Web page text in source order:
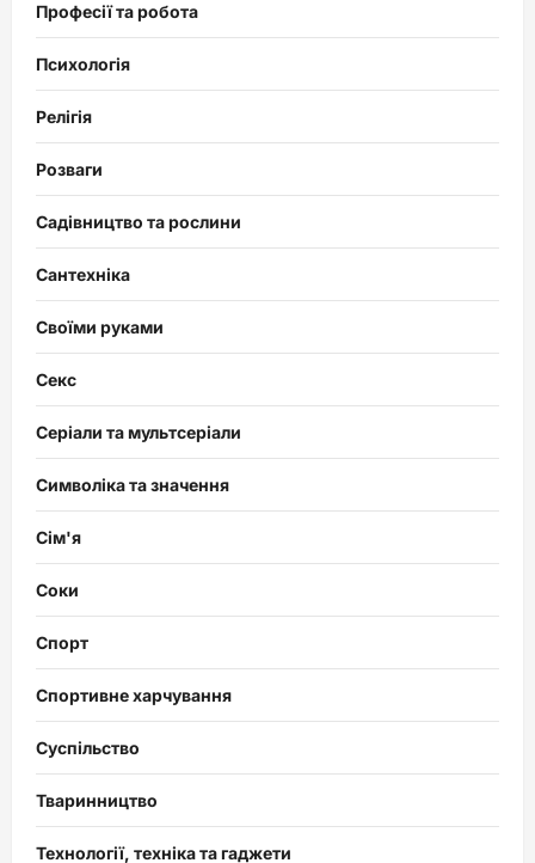
Професії та робота
Психологія
Релігія
Розваги
Садівництво та рослини
Сантехніка
Своїми руками
Секс
Серіали та мультсеріали
Символіка та значення
Сім'я
Соки
Спорт
Спортивне харчування
Суспільство
Тваринництво
Технології, техніка та гаджети